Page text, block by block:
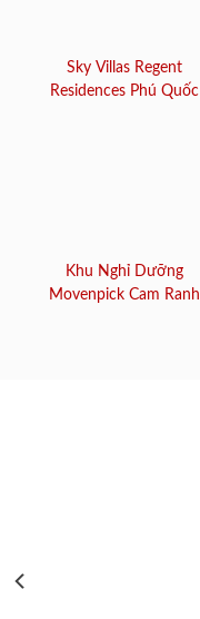
Sky Villas Regent
Residences Phú Quốc
Khu Nghỉ Dưỡng
Movenpick Cam Ranh